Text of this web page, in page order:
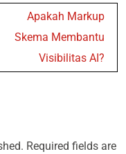
Apakah Markup
Skema Membantu
Visibilitas AI?
Required fields are